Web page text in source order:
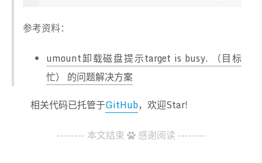
参考资料：
umount卸载磁盘提示target is busy. （目标
忙） 的问题解决方案
相关代码已托管于GitHub，欢迎Star!
-------- 本文结束
感谢阅读 --------